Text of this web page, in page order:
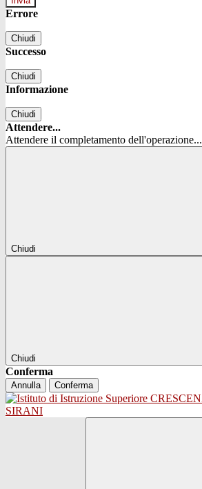
Errore
Chiudi
Successo
Chiudi
Informazione
Chiudi
Attendere...
Attendere il completamento dell'operazione...
Chiudi
Chiudi
Conferma
Annulla Conferma